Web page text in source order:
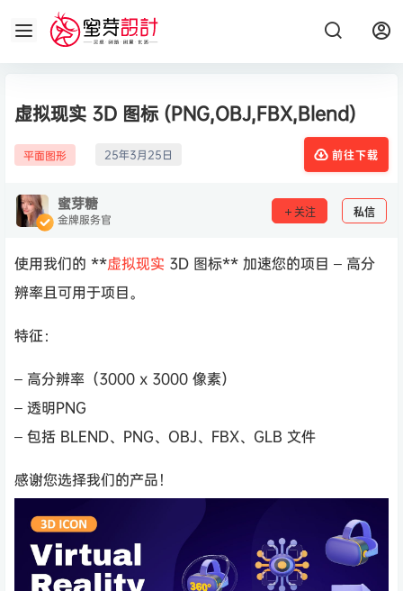
虚拟现实 3D 图标 (PNG,OBJ,FBX,Blend)
平面图形 25年3月25日 前往下载
蜜芽糖
金牌服务官 关注 私信
使用我们的 **虚拟现实 3D 图标** 加速您的项目 – 高分
辨率且可用于项目。
特征：
– 高分辨率（3000 x 3000 像素）
– 透明PNG
– 包括 BLEND、PNG、OBJ、FBX、GLB 文件
感谢您选择我们的产品！